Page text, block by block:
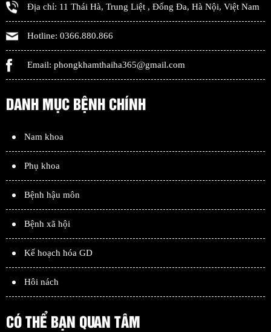
Địa chỉ: 11 Thái Hà, Trung Liệt , Đống Đa, Hà Nội, Việt Nam
Hotline: 0366.880.866
Email: phongkhamthaiha365@gmail.com
DANH MỤC BỆNH CHÍNH
Nam khoa
Phụ khoa
Bệnh hậu môn
Bệnh xã hội
Kế hoạch hóa GD
Hôi nách
CÓ THỂ BẠN QUAN TÂM